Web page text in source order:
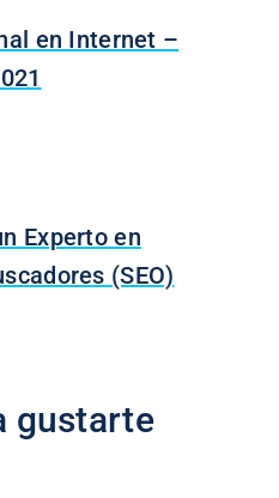
en Internet –
Experto en
(SEO)
gustarte